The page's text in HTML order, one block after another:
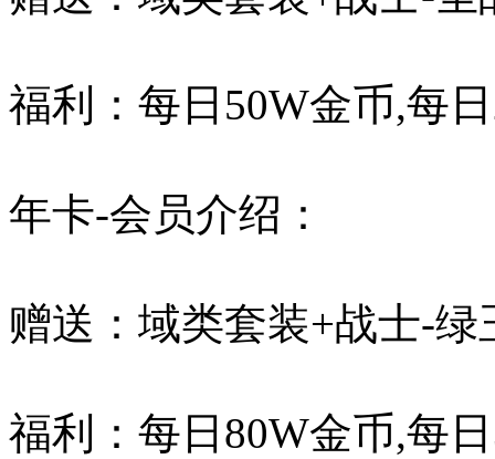
福利：每日50W金币,每
年卡-会员介绍：
赠送：域类套装+战士-
福利：每日80W金币,每